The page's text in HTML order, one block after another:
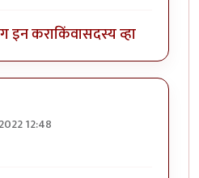
इन कराकिंवासदस्य व्हा
12:48